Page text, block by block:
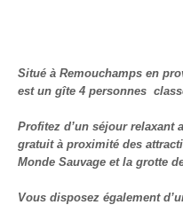
Situé à Remouchamps en
est un gîte 4 personnes
Profitez d’un séjour relaxant
gratuit à proximité des
Monde Sauvage et la grotte
Vous disposez également